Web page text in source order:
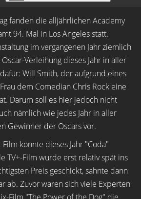
fanden die alljährlichen Academy
94. Mal in Los Angeles statt.
im vergangenen Jahr ziemlich
Verleihung dieses Jahr in aller
Will Smith, der aufgrund eines
dem Comedian Chris Rock eine
Darum soll es hier jedoch nicht
nämlich wie jedes Jahr in aller
Gewinner der Oscars vor.
konnte dieses Jahr "Coda"
TV+-Film wurde erst relativ spät ins
Preis geschickt, sahnte dann
ab. Zuvor waren sich viele Experten